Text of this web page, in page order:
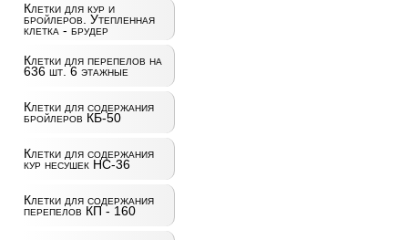
Клетки для кур и
бройлеров. Утепленная
клетка - брудер
Клетки для перепелов на
636 шт. 6 этажные
Клетки для содержания
бройлеров КБ-50
Клетки для содержания
кур несушек НС-36
Клетки для содержания
перепелов КП - 160